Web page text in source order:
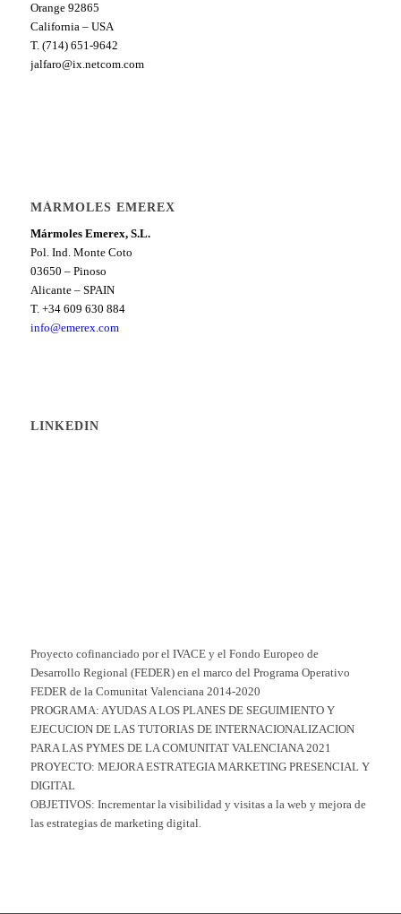
Orange 92865
California – USA
T. (714) 651-9642
jalfaro@ix.netcom.com
MÁRMOLES EMEREX
Mármoles Emerex, S.L.
Pol. Ind. Monte Coto
03650 – Pinoso
Alicante – SPAIN
T. +34 609 630 884
info@emerex.com
LINKEDIN
Proyecto cofinanciado por el IVACE y el Fondo Europeo de
Desarrollo Regional (FEDER) en el marco del Programa Operativo
FEDER de la Comunitat Valenciana 2014-2020
PROGRAMA: AYUDAS A LOS PLANES DE SEGUIMIENTO Y
EJECUCION DE LAS TUTORIAS DE INTERNACIONALIZACION
PARA LAS PYMES DE LA COMUNITAT VALENCIANA 2021
PROYECTO: MEJORA ESTRATEGIA MARKETING PRESENCIAL Y
DIGITAL
OBJETIVOS: Incrementar la visibilidad y visitas a la web y mejora de
las estrategias de marketing digital.